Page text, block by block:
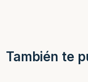
También te